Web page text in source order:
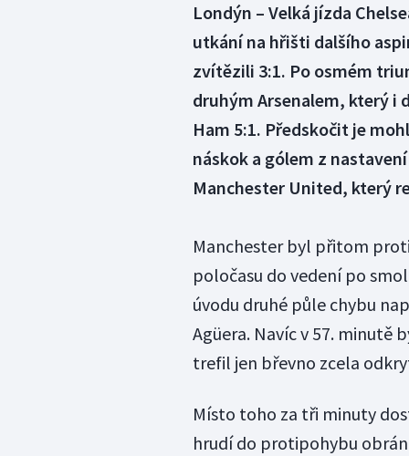
Londýn – Velká jízda
utkání na hřišti dalšího
zvítězili 3:1. Po osmém
druhým Arsenalem, který i
Ham 5:1. Předskočit je
náskok a gólem z
Manchester United, který
Manchester byl přitom
poločasu do vedení po
úvodu druhé půle chybu
Agüera. Navíc v 57. minutě
trefil jen břevno zcela
Místo toho za tři minuty
hrudí do protipohybu